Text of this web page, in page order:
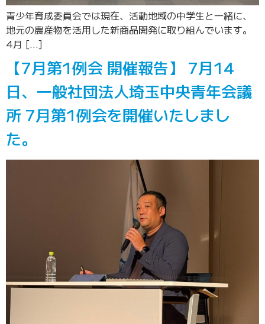
青少年育成委員会では現在、活動地域の中学生と一緒に、
地元の農産物を活用した新商品開発に取り組んでいます。
4月 […]
【7月第1例会 開催報告】 7月14
日、一般社団法人埼玉中央青年会議
所 7月第1例会を開催いたしまし
た。